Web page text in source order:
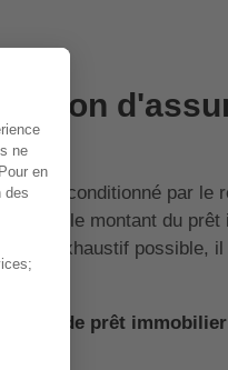
est conditionné par le
sont le montant du prêt
plus exhaustif possible,
de prêt immobilier